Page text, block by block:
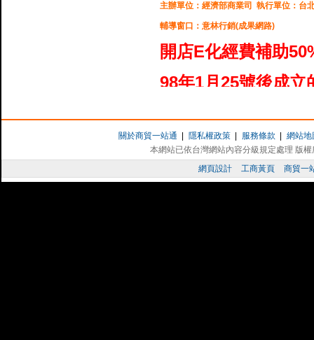
主辦單位：經濟部商業司 執行單位：台
輔導窗口：意林行銷(成果網路)
開店E化經費補助
98年1月25號後成立
請。
及導入總經費6萬元
補助項目：資訊服
關於商貿一站通 隱私權政策 服務條款
網站地
本網站已依台灣網站內容分級規定處理 版
網頁設計
工商黃頁 商貿一